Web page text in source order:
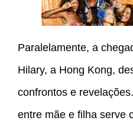
Paralelamente, a
Hilary, a Hong Kong,
confrontos e
entre mãe e filha serve